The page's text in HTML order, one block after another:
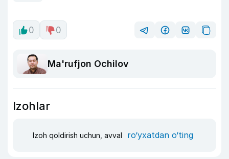
0 0
Ma'rufjon Ochilov
Izohlar
Izoh qoldirish uchun, avval ro‘yxatdan o‘ting